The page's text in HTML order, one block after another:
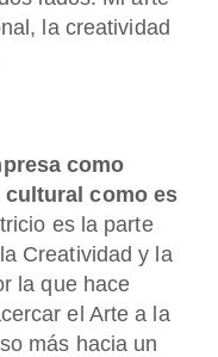
la creatividad
como
cultural como es
es la parte
Creatividad y la
la que hace
el Arte a la
más hacia un